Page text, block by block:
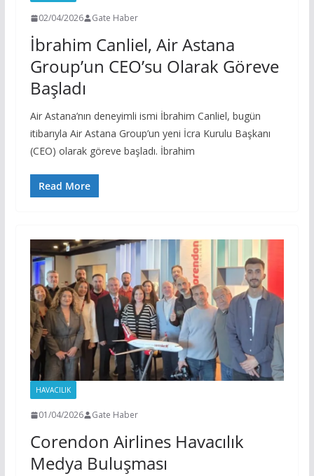
02/04/2026 Gate Haber
İbrahim Canliel, Air Astana
Group’un CEO’su Olarak Göreve
Başladı
Air Astana’nın deneyimli ismi İbrahim Canliel, bugün
itibarıyla Air Astana Group’un yeni İcra Kurulu Başkanı
(CEO) olarak göreve başladı. İbrahim
Read More
HAVACILIK
01/04/2026 Gate Haber
Corendon Airlines Havacılık
Medya Buluşması